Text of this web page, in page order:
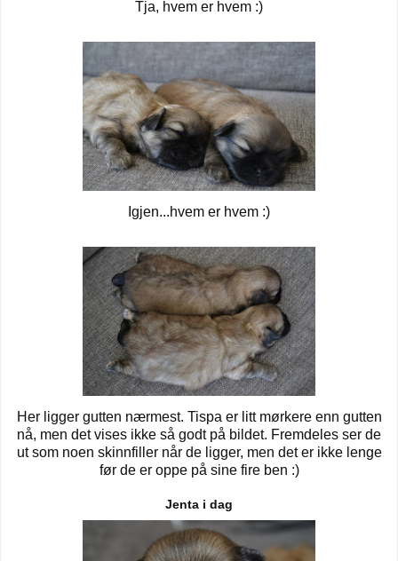
Tja, hvem er hvem :)
Igjen...hvem er hvem :)
Her ligger gutten nærmest. Tispa er litt mørkere enn gutten
nå, men det vises ikke så godt på bildet. Fremdeles ser de
ut som noen skinnfiller når de ligger, men det er ikke lenge
før de er oppe på sine fire ben :)
Jenta i dag